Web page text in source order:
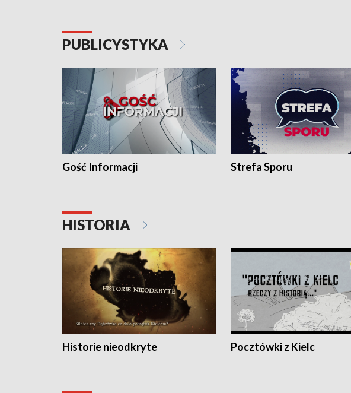
PUBLICYSTYKA
Gość Informacji Strefa Sporu
HISTORIA
Historie nieodkryte Pocztówki z Kielc